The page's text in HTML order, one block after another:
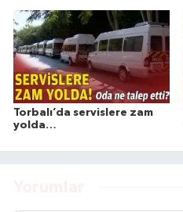
Torbalı’da servislere zam
yolda…